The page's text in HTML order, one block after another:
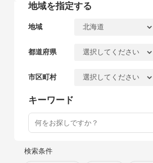
地域を指定する
地域
都道府県
市区町村
キーワード
検索条件